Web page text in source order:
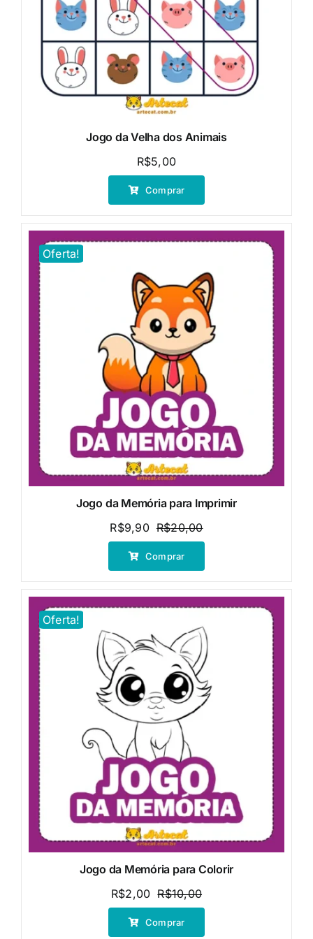
Jogo da Velha dos Animais
R$5,00
Comprar
Oferta!
Jogo da Memória para Imprimir
R$20,00O
preço
era:
R$9,90
O
preço
é:
Comprar
Oferta!
Jogo da Memória para Colorir
R$10,00O
preço
R$2,00
O
preço
Comprar